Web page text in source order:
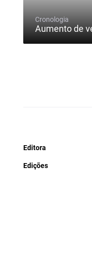
Cronologia
Aumento de
Editora
Edições